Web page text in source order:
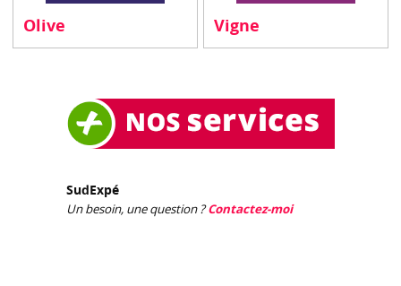
Olive Vigne
SudExpé
Un besoin, une question ?Contactez-moi